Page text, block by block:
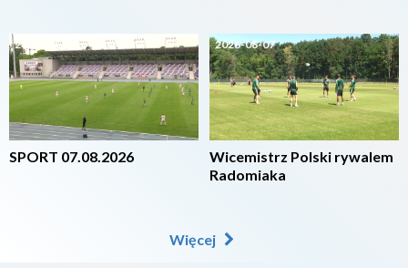
2026-08-07
SPORT 07.08.2026
2026-08-07
Wicemistrz Polski rywalem
Radomiaka
Więcej